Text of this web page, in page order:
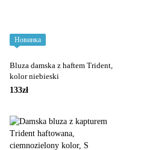
Новинка
Bluza damska z haftem Trident,
kolor niebieski
133zł